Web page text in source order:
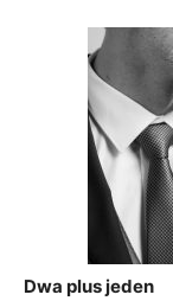
Dwa plus jeden